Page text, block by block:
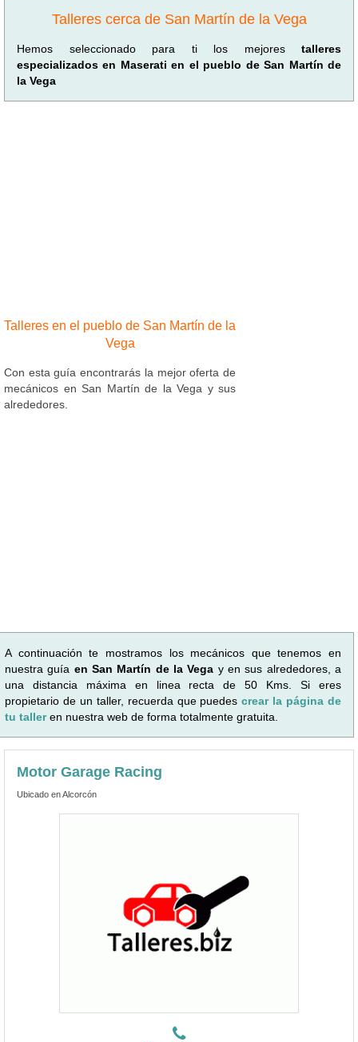
Talleres cerca de San Martín de la Vega
Hemos seleccionado para ti los mejores talleres
especializados en Maserati en el pueblo de San Martín de
la Vega
Talleres en el pueblo de San Martín de la
Vega
Con esta guía encontrarás la mejor oferta de
mecánicos en San Martín de la Vega y sus
alrededores.
A continuación te mostramos los mecánicos que tenemos en
nuestra guía en San Martín de la Vega y en sus alrededores, a
una distancia máxima en linea recta de 50 Kms. Si eres
propietario de un taller, recuerda que puedescrear la página de
tu talleren nuestra web de forma totalmente gratuita.
Motor Garage Racing
Ubicado en Alcorcón